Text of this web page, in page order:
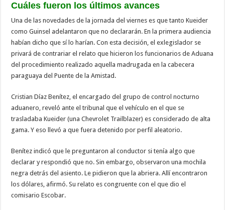
Cuáles fueron los últimos avances
Una de las novedades de la jornada del viernes es que tanto Kueider
como Guinsel adelantaron que no declararán. En la primera audiencia
habían dicho que sí lo harían. Con esta decisión, el exlegislador se
privará de contrariar el relato que hicieron los funcionarios de Aduana
del procedimiento realizado aquella madrugada en la cabecera
paraguaya del Puente de la Amistad.
Cristian Díaz Benítez, el encargado del grupo de control nocturno
aduanero, reveló ante el tribunal que el vehículo en el que se
trasladaba Kueider (una Chevrolet Trailblazer) es considerado de alta
gama. Y eso llevó a que fuera detenido por perfil aleatorio.
Benítez indicó que le preguntaron al conductor si tenía algo que
declarar y respondió que no. Sin embargo, observaron una mochila
negra detrás del asiento. Le pidieron que la abriera. Allí encontraron
los dólares, afirmó. Su relato es congruente con el que dio el
comisario Escobar.